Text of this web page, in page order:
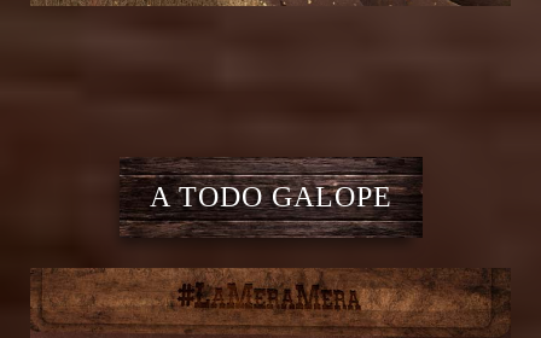
A TODO GALOPE